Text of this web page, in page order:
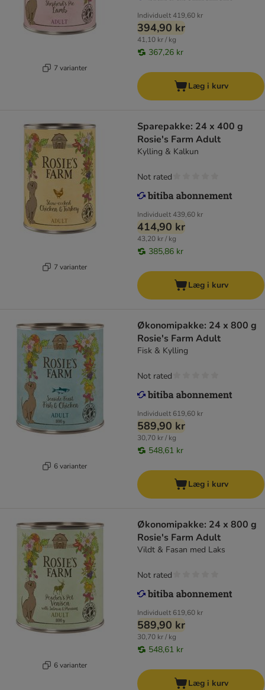
7 varianter
Individuelt419,60 kr
394,90 kr
41,10 kr / kg
367,26 kr
Læg i kurv
7 varianter
Sparepakke: 24 x 400 g
Rosie's Farm Adult
Kylling & Kalkun
Individuelt439,60 kr
414,90 kr
43,20 kr / kg
385,86 kr
Not rated
Læg i kurv
6 varianter
Økonomipakke: 24 x 800 g
Rosie's Farm Adult
Fisk & Kylling
Individuelt 619,60 kr
589,90 kr
30,70 kr / kg
548,61 kr
Not rated
Læg i kurv
6 varianter
Økonomipakke: 24 x 800 g
Rosie's Farm Adult
Vildt & Fasan med Laks
Individuelt 619,60 kr
589,90 kr
30,70 kr / kg
548,61 kr
Not rated
Læg i kurv